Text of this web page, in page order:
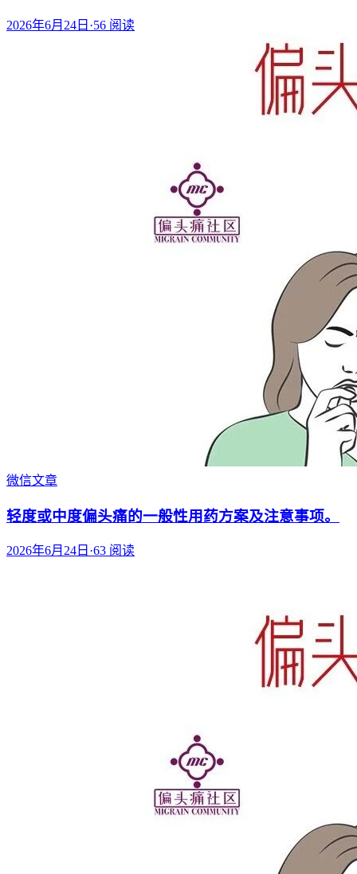
2026年6月24日 ·56 阅读
微信文章
轻度或中度偏头痛的一般性用药方案及注意事项。
2026年6月24日 ·63 阅读